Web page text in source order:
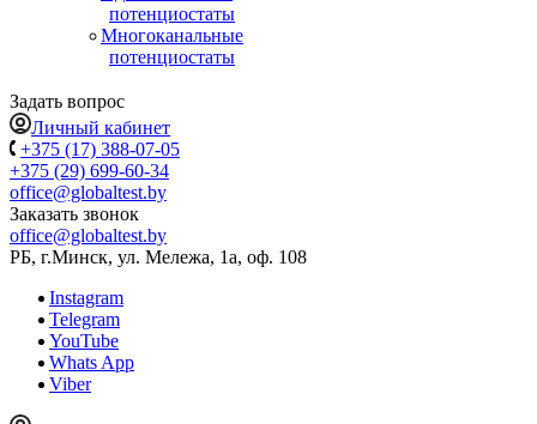
потенциостаты
Многоканальные
потенциостаты
Задать вопрос
Личный кабинет
+375 (17) 388-07-05
+375 (29) 699-60-34
office@globaltest.by
Заказать звонок
office@globaltest.by
РБ, г.Минск, ул. Мележа, 1а, оф. 108
Instagram
Telegram
YouTube
Whats App
Viber